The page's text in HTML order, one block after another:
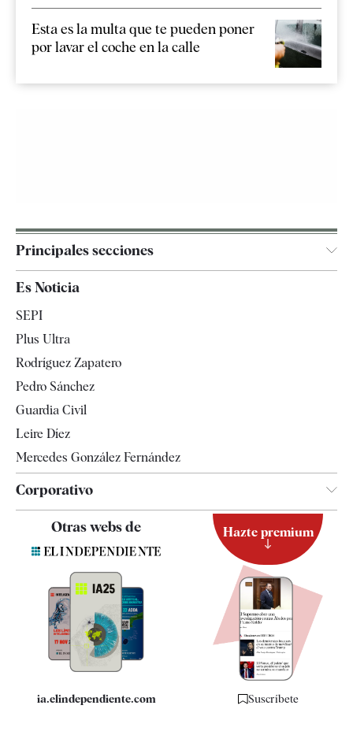
Esta es la multa que te pueden poner
por lavar el coche en la calle
Principales secciones
España
Televisión
Es Noticia
SEPI
Plus Ultra
Rodríguez Zapatero
Pedro Sánchez
Guardia Civil
Leire Díez
Mercedes González Fernández
Corporativo
Contacto
Quiénes somos
Especificaciones
Otras webs de
ia.elindependiente.com
Hazte premium
Suscríbete